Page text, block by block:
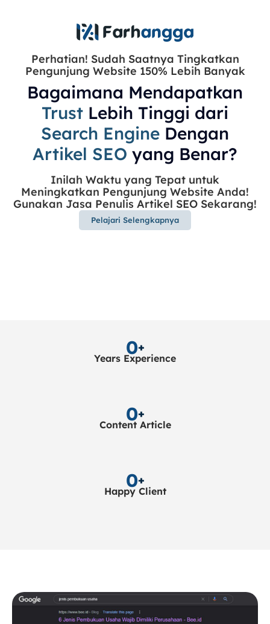
Perhatian! Sudah Saatnya Tingkatkan
Pengunjung Website 150% Lebih Banyak
Bagaimana Mendapatkan
Trust Lebih Tinggi dari
Search Engine Dengan
Artikel SEO yang Benar?
Inilah Waktu yang Tepat untuk
Meningkatkan Pengunjung Website Anda!
Gunakan Jasa Penulis Artikel SEO Sekarang!
Pelajari Selengkapnya
0+
Years Experience
0+
Content Article
0+
Happy Client